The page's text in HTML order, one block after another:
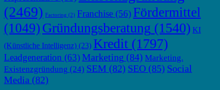
(2469) Factoring (2) Franchise (56) Fördermittel
(1049) Gründungsberatung (1540) KI
(Künstliche Intelligenz) (23) Kredit (1797)
Leadgeneration (63)Marketing (84) Marketing.
Existenzgründung (24) SEM (82) SEO (85) Social
Media (82)